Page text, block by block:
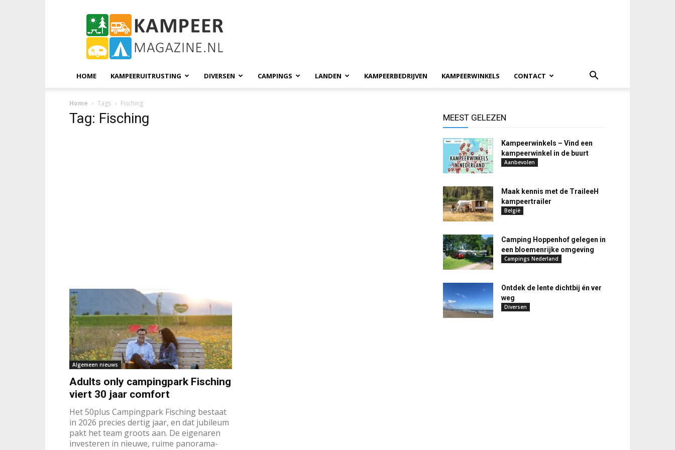
KampeerMagazine
HOME KAMPEERUITRUSTING DIVERSEN CAMPINGS LANDEN KAMPEERBEDRIJVEN KAMPEERWINKELS CONTACT
Home Tags Fisching
Tag: Fisching
Algemeen nieuws
Adults only campingpark Fisching
viert 30 jaar comfort
Het 50plus Campingpark Fisching bestaat
in 2026 precies dertig jaar, en dat jubileum
pakt het team groots aan. De eigenaren
investeren in nieuwe, ruime panorama-
MEEST GELEZEN
Kampeerwinkels – Vind een
kampeerwinkel in de buurt
Aanbevolen
Maak kennis met de TraileeH
kampeertrailer
België
Camping Hoppenhof gelegen in
een bloemenrijke omgeving
Campings Nederland
Ontdek de lente dichtbij én ver
weg
Diversen